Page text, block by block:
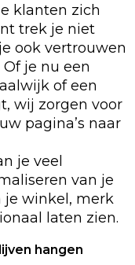
klanten zich
trek je niet
ook vertrouwen
je nu een
of een
wij zorgen voor
pagina’s naar
je veel
van je
je winkel, merk
laten zien.
hangen